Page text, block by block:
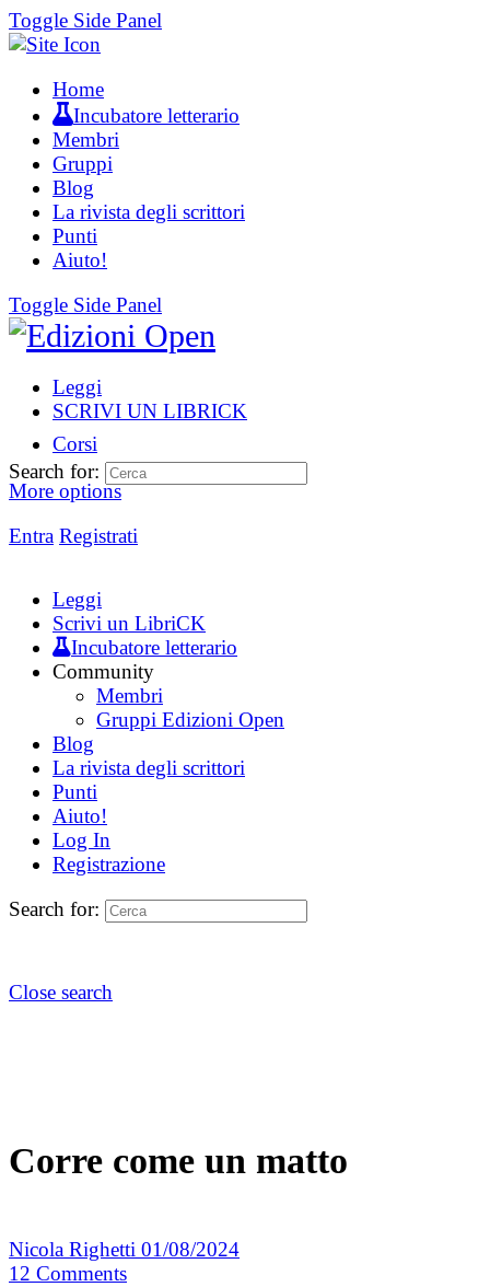
Toggle Side Panel
Home
Incubatore letterario
Membri
Gruppi
Blog
La rivista degli scrittori
Punti
Aiuto!
Toggle Side Panel
Leggi
SCRIVI UN LIBRICK
Corsi
More options
Entra Registrati
Search for:
Leggi
Scrivi un LibriCK
Incubatore letterario
Community
Membri
Gruppi Edizioni Open
Blog
La rivista degli scrittori
Punti
Aiuto!
Log In
Registrazione
Search for:
Close search
Corre come un matto
Nicola Righetti 01/08/2024
12 Comments